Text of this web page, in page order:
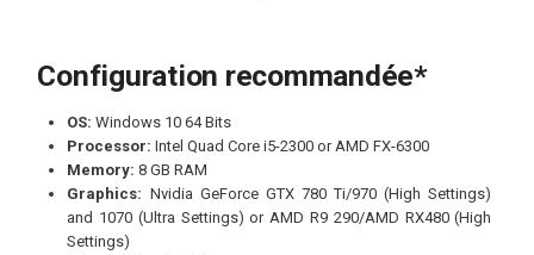
Configuration recommandée*
OS: Windows 10 64 Bits
Processor: Intel Quad Core i5-2300 or AMD FX-6300
Memory: 8 GB RAM
Graphics: Nvidia GeForce GTX 780 Ti/970 (High Settings)
and 1070 (Ultra Settings) or AMD R9 290/AMD RX480 (High
Settings)